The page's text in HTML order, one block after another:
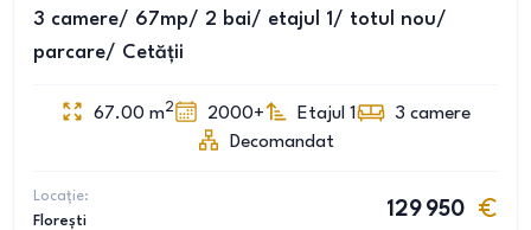
3 camere/ 67mp/ 2 bai/ etajul 1/ totul nou/
parcare/ Cetății
67.00 m2 2000+ Etajul 1 3 camere
Decomandat
Locație:
Florești
129 950